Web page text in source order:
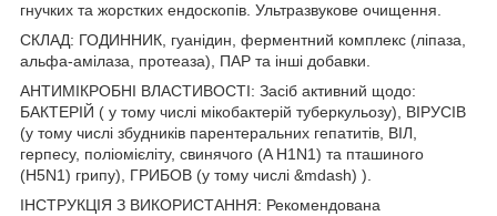
гнучких та жорстких ендоскопів. Ультразвукове очищення.
СКЛАД: ГОДИННИК, гуанідин, ферментний комплекс (ліпаза,
альфа-амілаза, протеаза), ПАР та інші добавки.
АНТИМІКРОБНІ ВЛАСТИВОСТІ: Засіб активний щодо:
БАКТЕРІЙ ( у тому числі мікобактерій туберкульозу), ВІРУСІВ
(у тому числі збудників парентеральних гепатитів, ВІЛ,
герпесу, поліомієліту, свинячого (A H1N1) та пташиного
(H5N1) грипу), ГРИБОВ (у тому числі &mdash) ).
ІНСТРУКЦІЯ З ВИКОРИСТАННЯ: Рекомендована